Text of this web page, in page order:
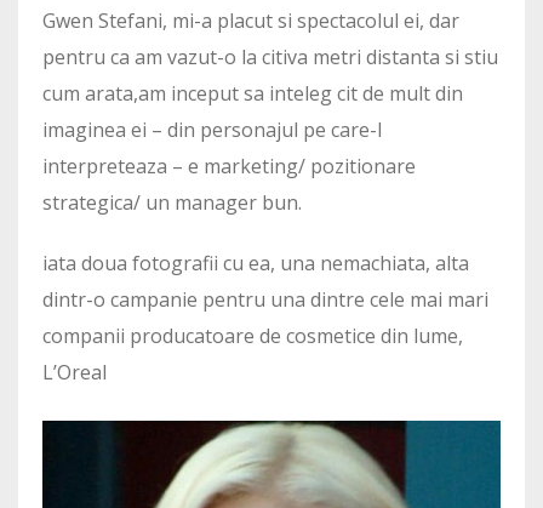
Gwen Stefani, mi-a placut si spectacolul ei, dar
pentru ca am vazut-o la citiva metri distanta si stiu
cum arata,am inceput sa inteleg cit de mult din
imaginea ei – din personajul pe care-l
interpreteaza – e marketing/ pozitionare
strategica/ un manager bun.
iata doua fotografii cu ea, una nemachiata, alta
dintr-o campanie pentru una dintre cele mai mari
companii producatoare de cosmetice din lume,
L’Oreal